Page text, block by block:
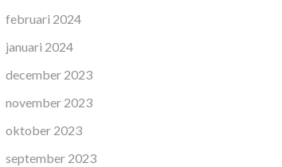
februari 2024
januari 2024
december 2023
november 2023
oktober 2023
september 2023